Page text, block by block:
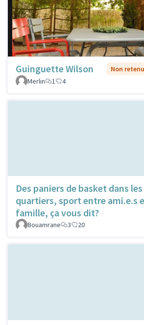
Guinguette Wilson
Non
Merlin
1 4
Des paniers de basket dans les
quartiers, sport entre ami.e.s
famille, ça vous dit?
Bouamrane 3 20